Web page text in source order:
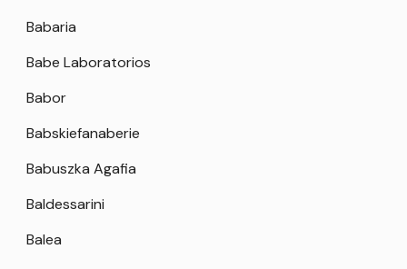
Babaria
Babe Laboratorios
Babor
Babskiefanaberie
Babuszka Agafia
Baldessarini
Balea